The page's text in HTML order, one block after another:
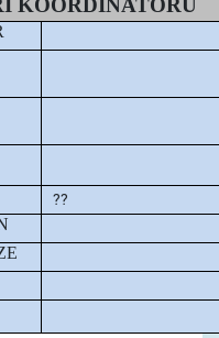
KOORDİNATÖRÜ
??